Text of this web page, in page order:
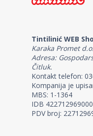
Tintilinić WEB
Karaka Promet
Adresa:
Čitluk.
Kontakt telefon:
Kompanija je
MBS: 1-1364
IDB
PDV broj: